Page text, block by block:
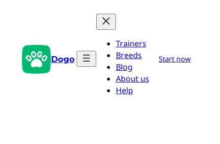
Dogo
Trainers
Breeds
Blog
About us
Help
Start now